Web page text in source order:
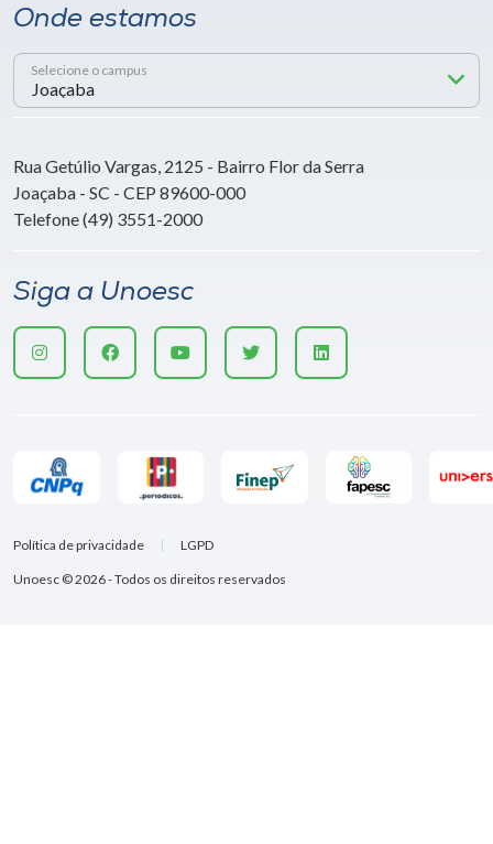
Onde estamos
Selecione o campus
Rua Getúlio Vargas, 2125 - Bairro Flor da Serra
Joaçaba - SC - CEP 89600-000
Telefone (49) 3551-2000
Siga a Unoesc
Unoesc © 2026 - Todos os direitos reservados
Política de privacidade LGPD